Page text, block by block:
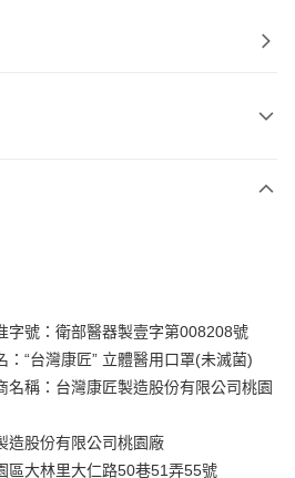
彰化商業銀行
台北富邦商業銀行
兆豐國際商業銀行
華泰商業銀行
遠東國際商業銀行
彰化商業銀行
台北富邦商業銀行
台中商業銀行
華泰商業銀行
字號：衛部醫器製壹字第008208號
“台灣康匠” 立體醫用口罩(未滅菌)
名稱：台灣康匠製造股份有限公司桃園
造股份有限公司桃園廠
區大林里大仁路50巷51弄55號